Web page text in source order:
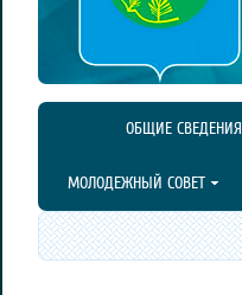
ОБЩИЕ СВЕДЕНИЯ
МОЛОДЕЖНЫЙ СОВЕТ